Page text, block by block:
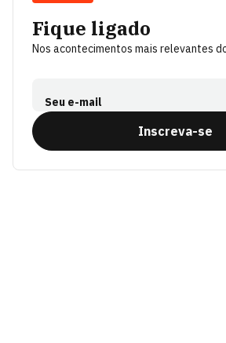
Fique ligado
Nos acontecimentos mais relevantes
Seu e-mail
Inscreva-se